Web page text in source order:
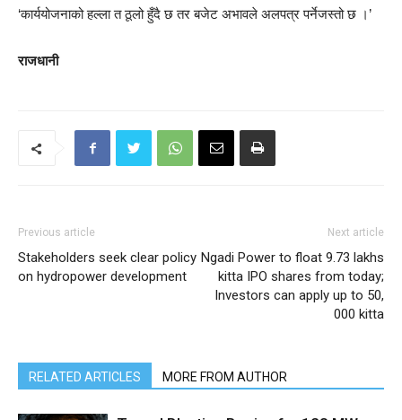
‘कार्ययोजनाको हल्ला त ठूलो हुँदै छ तर बजेट अभावले अलपत्र पर्नेजस्तो छ ।’
राजधानी
Previous article
Stakeholders seek clear policy
on hydropower development
Next article
Ngadi Power to float 9.73 lakhs
kitta IPO shares from today;
Investors can apply up to 50,
000 kitta
RELATED ARTICLES MORE FROM AUTHOR